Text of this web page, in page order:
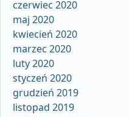
czerwiec 2020
maj 2020
kwiecień 2020
marzec 2020
luty 2020
styczeń 2020
grudzień 2019
listopad 2019